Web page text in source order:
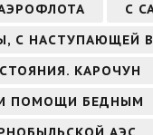
С
С НАСТУПАЮЩЕЙ
КАРОЧУН
ПОМОЩИ БЕДНЫМ